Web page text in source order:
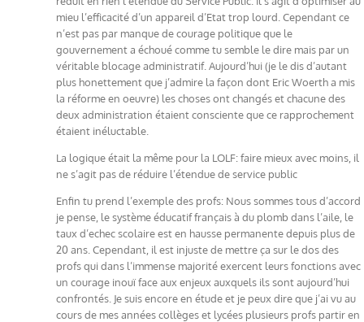
mieu l’efficacité d’un appareil d’Etat trop lourd. Cependant ce
n’est pas par manque de courage politique que le
gouvernement a échoué comme tu semble le dire mais par un
véritable blocage administratif. Aujourd’hui (je le dis d’autant
plus honettement que j’admire la façon dont Eric Woerth a mis
la réforme en oeuvre) les choses ont changés et chacune des
deux administration étaient consciente que ce rapprochement
étaient inéluctable.
La logique était la même pour la LOLF: faire mieux avec moins, il
ne s’agit pas de réduire l’étendue de service public
Enfin tu prend l’exemple des profs: Nous sommes tous d’accord
je pense, le système éducatif français à du plomb dans l’aile, le
taux d’echec scolaire est en hausse permanente depuis plus de
20 ans. Cependant, il est injuste de mettre ça sur le dos des
profs qui dans l’immense majorité exercent leurs fonctions avec
un courage inouï face aux enjeux auxquels ils sont aujourd’hui
confrontés. Je suis encore en étude et je peux dire que j’ai vu au
cours de mes années collèges et lycées plusieurs profs partir en